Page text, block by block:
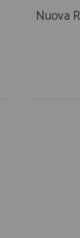
Nuova